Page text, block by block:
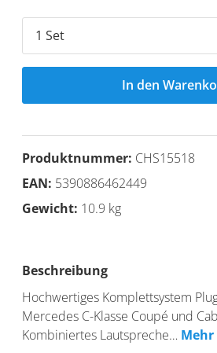
In den
Produktnummer: CHS15518
EAN: 5390886462449
Gewicht: 10.9 kg
Beschreibung
Hochwertiges Komplettsystem
Mercedes C-Klasse Coupé und
Kombiniertes Lautspreche… Mehr